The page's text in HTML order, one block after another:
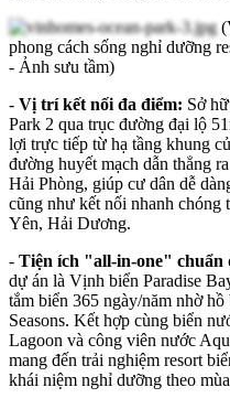
phong cách sống nghỉ dưỡng
- Ảnh sưu tầm)
- Vị trí kết nối đa điểm: Sở
Park 2 qua trục đường đại lộ
lợi trực tiếp từ hạ tầng khung
đường huyết mạch dẫn thẳng
Hải Phòng, giúp cư dân dễ
cũng như kết nối nhanh chóng
Yên, Hải Dương.
- Tiện ích "all-in-one" chuẩn
dự án là Vịnh biển Paradise
tắm biển 365 ngày/năm nhờ
Seasons. Kết hợp cùng biển
Lagoon và công viên nước
mang đến trải nghiệm resort
khái niệm nghỉ dưỡng theo